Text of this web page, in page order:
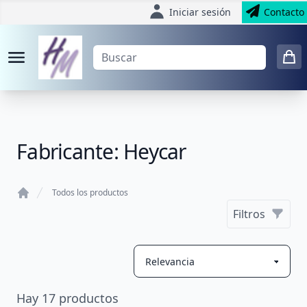
Iniciar sesión Contacto
Fabricante: Heycar
Todos los productos
Filtros
Hay 17 productos